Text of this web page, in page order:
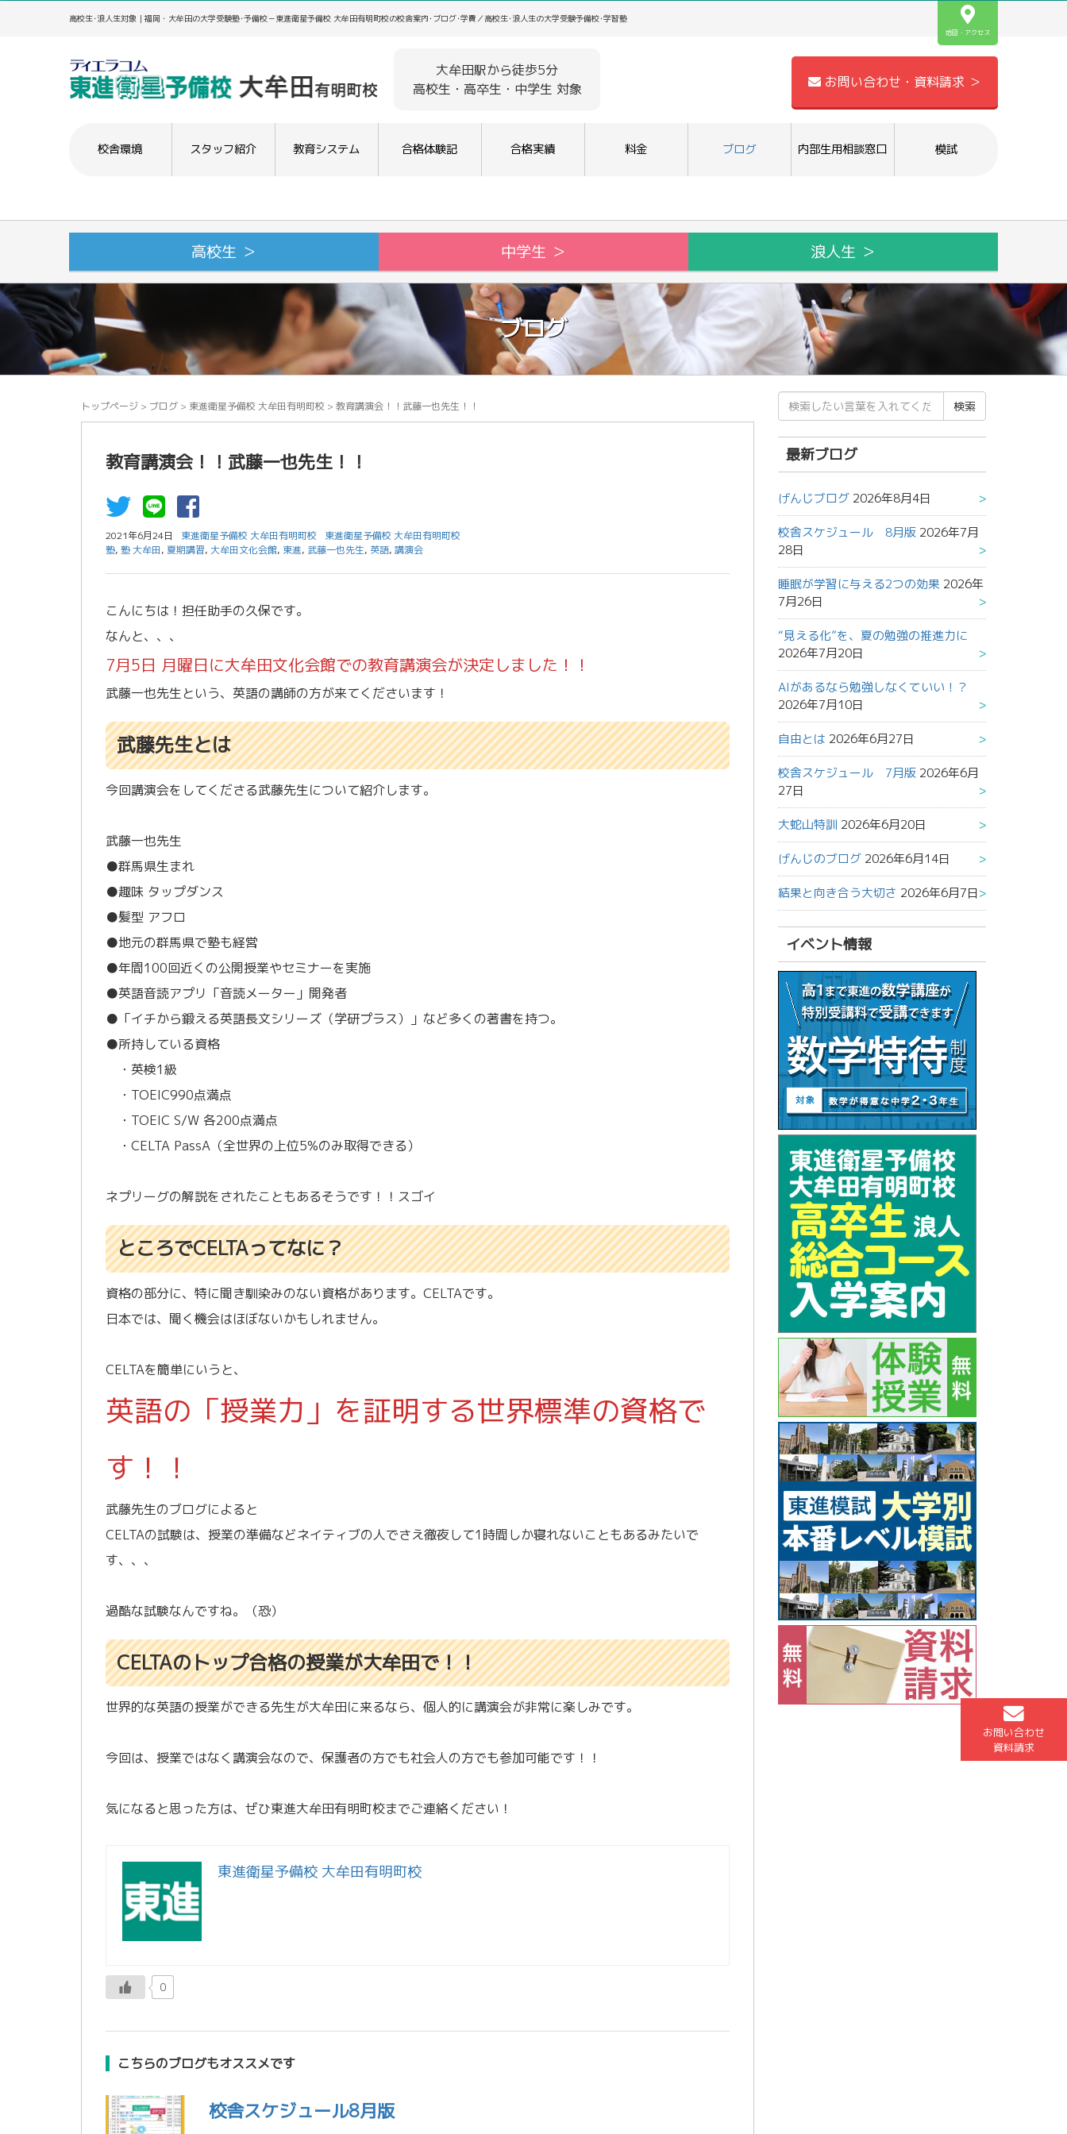
高校生･浪人生対象｜福岡・大牟田の大学受験塾･予備校－東進衛星予備校 大牟田有明町校の校舎案内･ブログ･学費／高校生･浪人生の大学受験予備校･学習塾
地図・アクセス
大牟田駅から徒歩5分
高校生・高卒生・中学生 対象
お問い合わせ・資料請求 ＞
校舎環境 スタッフ紹介 教育システム 合格体験記 合格実績 料金 ブログ 内部生用相談窓口 模試
高校生 ＞ 中学生 ＞ 浪人生 ＞
お問い合わせ
資料請求
ブログ
トップページ > ブログ > 東進衛星予備校 大牟田有明町校 > 教育講演会！！武藤一也先生！！
教育講演会！！武藤一也先生！！
2021年6月24日 東進衛星予備校 大牟田有明町校
東進衛星予備校 大牟田有明町校
塾, 塾 大牟田, 夏期講習, 大牟田文化会館, 東進, 武藤一也先生, 英語, 講演会
こんにちは！担任助手の久保です。
なんと、、、
7月5日 月曜日に大牟田文化会館での教育講演会が決定しました！！
武藤一也先生という、英語の講師の方が来てくださいます！
武藤先生とは
今回講演会をしてくださる武藤先生について紹介します。
武藤一也先生
●群馬県生まれ
●趣味 タップダンス
●髪型 アフロ
●地元の群馬県で塾も経営
●年間100回近くの公開授業やセミナーを実施
●英語音読アプリ「音読メーター」開発者
●「イチから鍛える英語長文シリーズ（学研プラス）」など多くの著書を持つ。
●所持している資格
・英検1級
・TOEIC990点満点
・TOEIC S/W 各200点満点
・CELTA PassA（全世界の上位5%のみ取得できる）
ネプリーグの解説をされたこともあるそうです！！スゴイ
ところでCELTAってなに？
資格の部分に、特に聞き馴染みのない資格があります。CELTAです。
日本では、聞く機会はほぼないかもしれません。
CELTAを簡単にいうと、
英語の「授業力」を証明する世界標準の資格で
す！！
武藤先生のブログによると
CELTAの試験は、授業の準備などネイティブの人でさえ徹夜して1時間しか寝れないこともあるみたいで
す、、、
過酷な試験なんですね。（恐）
CELTAのトップ合格の授業が大牟田で！！
世界的な英語の授業ができる先生が大牟田に来るなら、個人的に講演会が非常に楽しみです。
今回は、授業ではなく講演会なので、保護者の方でも社会人の方でも参加可能です！！
気になると思った方は、ぜひ東進大牟田有明町校までご連絡ください！
東進衛星予備校 大牟田有明町校
0
こちらのブログもオススメです
校舎スケジュール8月版
検
索
結
果:
最新ブログ
げんじブログ 2026年8月4日
校舎スケジュール 8月版 2026年7月
28日
睡眠が学習に与える2つの効果 2026年
7月26日
“見える化”を、夏の勉強の推進力に
2026年7月20日
AIがあるなら勉強しなくていい！？
2026年7月10日
自由とは 2026年6月27日
校舎スケジュール 7月版 2026年6月
27日
大蛇山特訓 2026年6月20日
げんじのブログ 2026年6月14日
結果と向き合う大切さ 2026年6月7日
イベント情報